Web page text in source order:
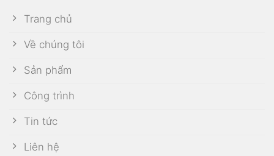
Trang chủ
Về chúng tôi
Sản phẩm
Công trình
Tin tức
Liên hệ